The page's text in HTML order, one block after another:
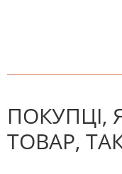
На даний час немає
ПОКУПЦІ,
ТОВАР,